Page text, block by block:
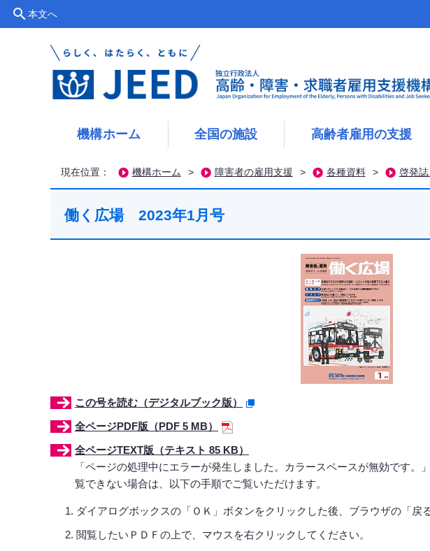
search本文へ
機構ホーム 全国の施設 高齢者雇用の支援
現在位置： 機構ホーム > 障害者の雇用支援 > 各種資料 > 啓発誌
働く広場 2023年1月号
この号を読む（デジタルブック版）
全ページPDF版（PDF 5 MB）
全ページTEXT版（テキスト 85 KB）
「ページの処理中にエラーが発生しました。カラースペースが無効です。
覧できない場合は、以下の手順でご覧いただけます。
ダイアログボックスの「ＯＫ」ボタンをクリックした後、ブラウザの「戻
閲覧したいＰＤＦの上で、マウスを右クリックしてください。